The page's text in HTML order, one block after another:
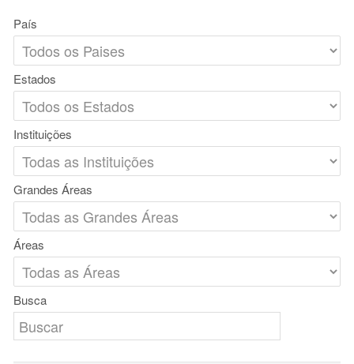
País
Estados
Instituições
Grandes Áreas
Áreas
Busca